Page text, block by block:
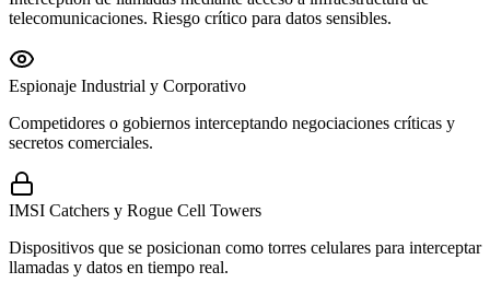
telecomunicaciones. Riesgo crítico para datos sensibles.
Espionaje Industrial y Corporativo
Competidores o gobiernos interceptando negociaciones críticas y
secretos comerciales.
IMSI Catchers y Rogue Cell Towers
Dispositivos que se posicionan como torres celulares para interceptar
llamadas y datos en tiempo real.